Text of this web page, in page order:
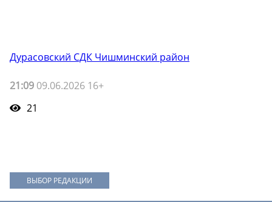
Дурасовский СДК Чишминский район
21:09 09.06.2026 16+
21
ВЫБОР РЕДАКЦИИ